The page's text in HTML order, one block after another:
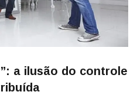
a ilusão do controle